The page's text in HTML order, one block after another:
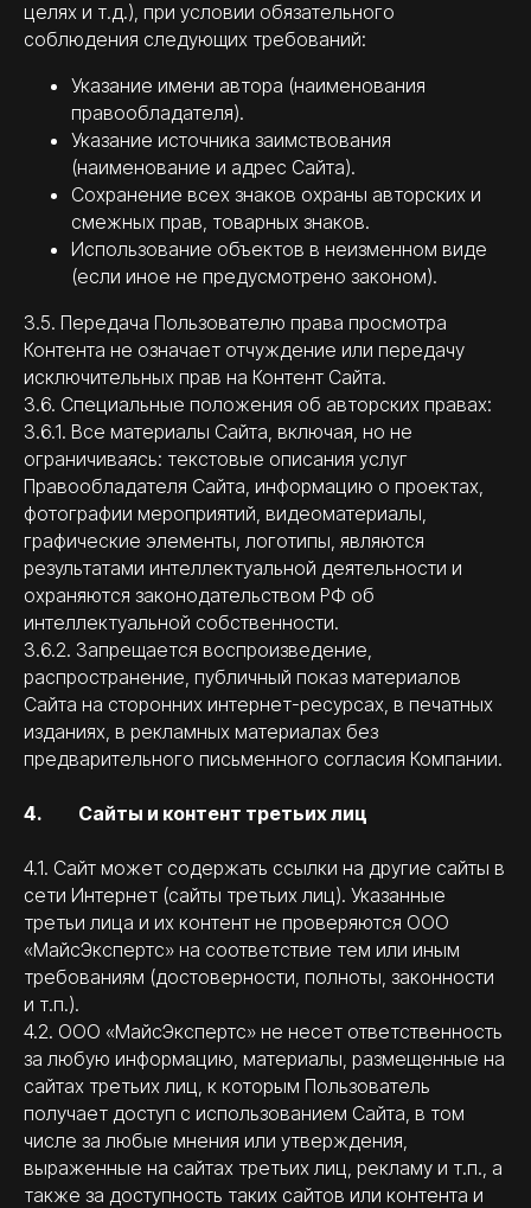
целях и т.д.), при условии обязательного
соблюдения следующих требований:
Указание имени автора (наименования
правообладателя).
Указание источника заимствования
(наименование и адрес Сайта).
Сохранение всех знаков охраны авторских и
смежных прав, товарных знаков.
Использование объектов в неизменном виде
(если иное не предусмотрено законом).
3.5. Передача Пользователю права просмотра
Контента не означает отчуждение или передачу
исключительных прав на Контент Сайта.
3.6. Специальные положения об авторских правах:
3.6.1. Все материалы Сайта, включая, но не
ограничиваясь: текстовые описания услуг
Правообладателя Сайта, информацию о проектах,
фотографии мероприятий, видеоматериалы,
графические элементы, логотипы, являются
результатами интеллектуальной деятельности и
охраняются законодательством РФ об
интеллектуальной собственности.
3.6.2. Запрещается воспроизведение,
распространение, публичный показ материалов
Сайта на сторонних интернет-ресурсах, в печатных
изданиях, в рекламных материалах без
предварительного письменного согласия Компании.
4. Сайты и контент третьих лиц
4.1. Сайт может содержать ссылки на другие сайты в
сети Интернет (сайты третьих лиц). Указанные
третьи лица и их контент не проверяются ООО
«МайсЭкспертс» на соответствие тем или иным
требованиям (достоверности, полноты, законности
и т.п.).
4.2. ООО «МайсЭкспертс» не несет ответственность
за любую информацию, материалы, размещенные на
сайтах третьих лиц, к которым Пользователь
получает доступ с использованием Сайта, в том
числе за любые мнения или утверждения,
выраженные на сайтах третьих лиц, рекламу и т.п., а
также за доступность таких сайтов или контента и